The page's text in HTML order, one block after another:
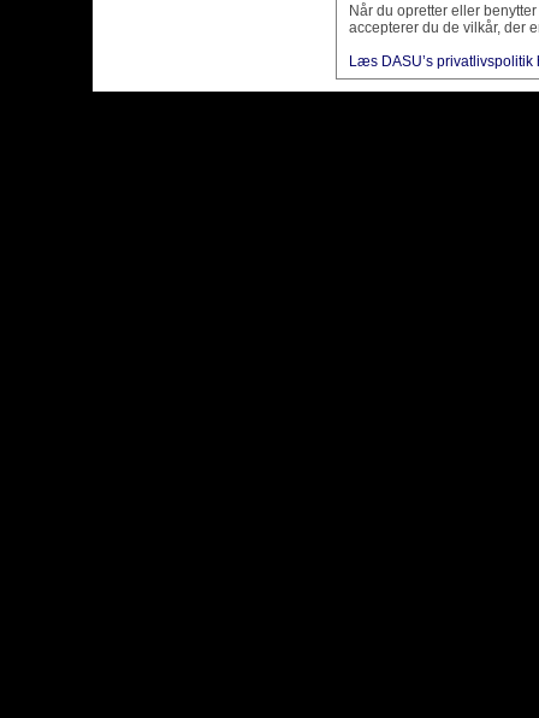
Når du opretter eller
accepterer du de vilkår, der
Læs DASU’s privatlivspolitik